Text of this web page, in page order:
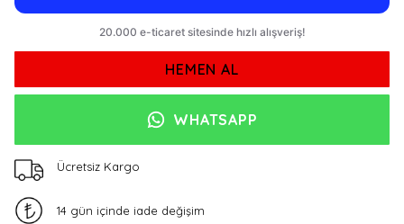
HEMEN AL
WHATSAPP
Ücretsiz Kargo
14 gün içinde iade değişim